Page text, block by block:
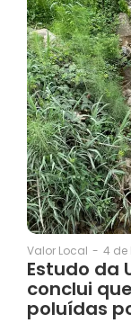
Valor Local - 4 de
Estudo da
conclui
poluídas